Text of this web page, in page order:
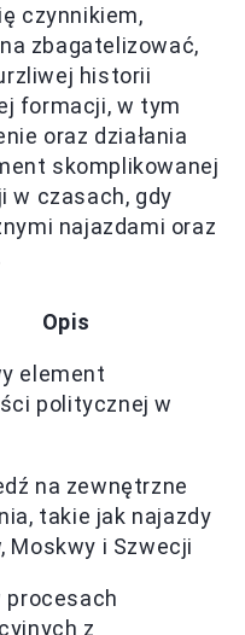
czynnikiem,
zbagatelizować,
historii
formacji, w tym
oraz działania
skomplikowanej
w czasach, gdy
najazdami oraz
Opis
element
politycznej w
na zewnętrzne
takie jak najazdy
Moskwy i Szwecji
procesach
z